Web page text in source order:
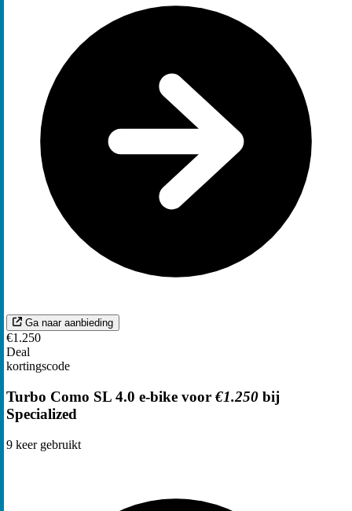
Ga naar aanbieding
€1.250
Deal
kortingscode
Turbo Como SL 4.0 e-bike voor €1.250 bij
Specialized
9 keer gebruikt